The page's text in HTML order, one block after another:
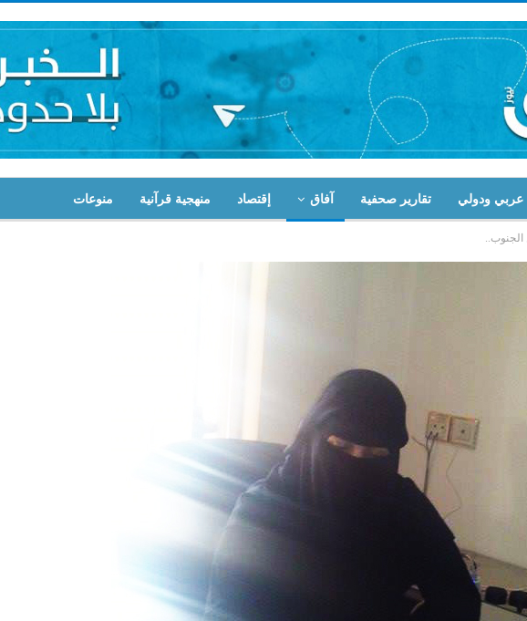
عربي ودولي تقارير صحفية آفاق إقتصاد منهجية قرآنية منوعات
الجنوب..